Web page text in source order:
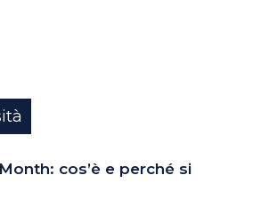
cos’è e perché si